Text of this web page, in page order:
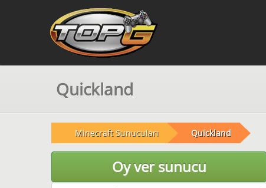
Quickland
Minecraft Sunucuları Quickland
Oy ver sunucu